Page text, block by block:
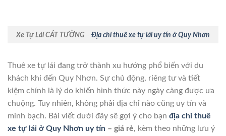
Xe Tự Lái CÁT TƯỜNG – Địa chỉ thuê xe tự lái uy tín ở Quy Nhơn
Thuê xe tự lái đang trở thành xu hướng phổ biến với du
khách khi đến Quy Nhơn. Sự chủ động, riêng tư và tiết
kiệm chính là lý do khiến hình thức này ngày càng được ưa
chuộng. Tuy nhiên, không phải địa chỉ nào cũng uy tín và
minh bạch. Bài viết dưới đây sẽ gợi ý cho bạn địa chỉ thuê
xe tự lái ở Quy Nhơn uy tín – giá rẻ, kèm theo những lưu ý